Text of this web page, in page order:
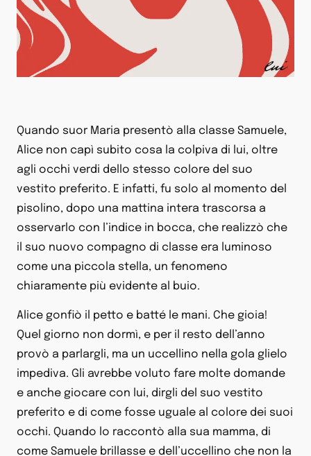
Quando suor Maria presentò alla classe Samuele,
Alice non capì subito cosa la colpiva di lui, oltre
agli occhi verdi dello stesso colore del suo
vestito preferito. E infatti, fu solo al momento del
pisolino, dopo una mattina intera trascorsa a
osservarlo con l’indice in bocca, che realizzò che
il suo nuovo compagno di classe era luminoso
come una piccola stella, un fenomeno
chiaramente più evidente al buio.
Alice gonfiò il petto e batté le mani. Che gioia!
Quel giorno non dormì, e per il resto dell’anno
provò a parlargli, ma un uccellino nella gola glielo
impediva. Gli avrebbe voluto fare molte domande
e anche giocare con lui, dirgli del suo vestito
preferito e di come fosse uguale al colore dei suoi
occhi. Quando lo raccontò alla sua mamma, di
come Samuele brillasse e dell’uccellino che non la